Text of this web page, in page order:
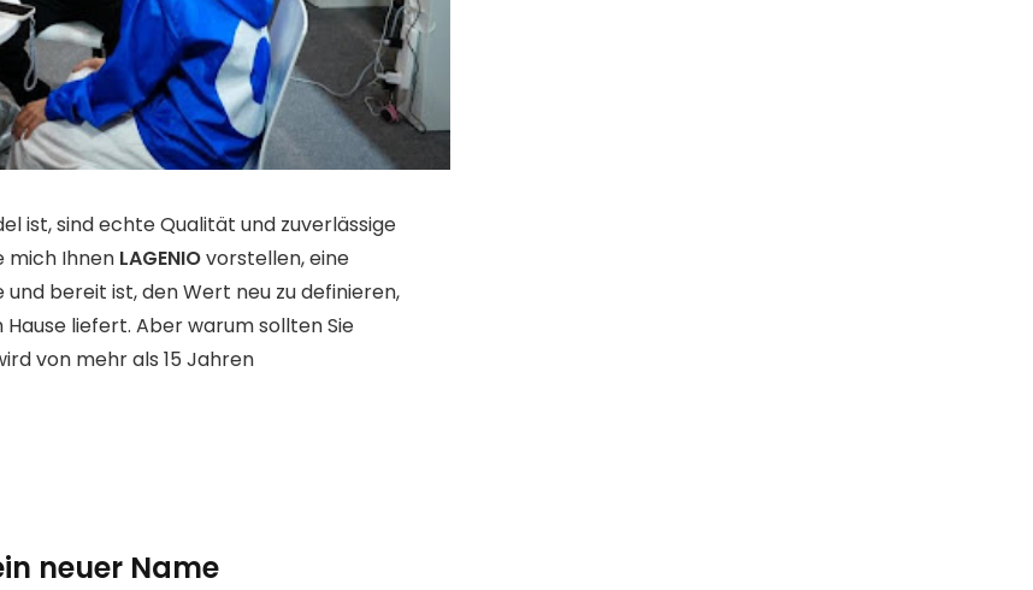
ist, sind echte Qualität und zuverlässige
mich Ihnen LAGENIOvorstellen, eine
bereit ist, den Wert neu zu definieren,
liefert. Aber warum sollten Sie
von mehr als 15 Jahren
neuer Name